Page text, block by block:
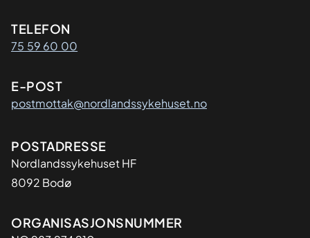
Kontaktinformasjon
TELEFON
75 59 60 00
E-POST
postmottak@nordlandssykehuset.no
Adresse
POSTADRESSE
Nordlandssykehuset HF
8092 Bodø
Organisasjon
ORGANISASJONSNUMMER